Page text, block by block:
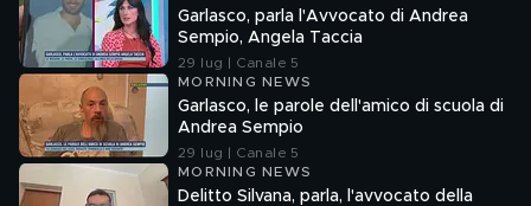
Garlasco, parla l'Avvocato di Andrea
Sempio, Angela Taccia
29 lug | Canale 5
MORNING NEWS
Garlasco, le parole dell'amico di scuola di
Andrea Sempio
29 lug | Canale 5
MORNING NEWS
Delitto Silvana, parla, l'avvocato della